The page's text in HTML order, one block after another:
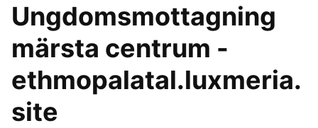
Ungdomsmottagning
märsta centrum -
ethmopalatal.luxmeria.
site